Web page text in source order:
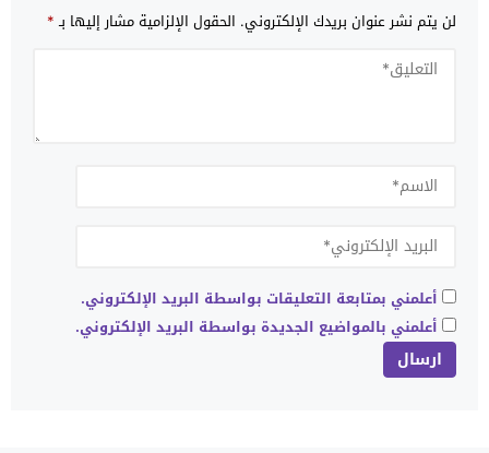
لن يتم نشر عنوان بريدك الإلكتروني. الحقول الإلزامية مشار إليها بـ*
أعلمني بمتابعة التعليقات بواسطة البريد الإلكتروني.
أعلمني بالمواضيع الجديدة بواسطة البريد الإلكتروني.